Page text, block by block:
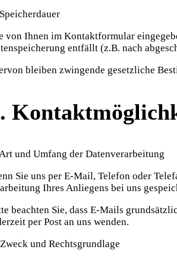
von Ihnen im Kontaktformular
entfällt (z.B. nach
bleiben zwingende gesetzliche
und Umfang der Datenverarbeitung
Sie uns per E-Mail, Telefon oder
Ihres Anliegens bei uns
beachten Sie, dass E-Mails
per Post an uns wenden.
und Rechtsgrundlage